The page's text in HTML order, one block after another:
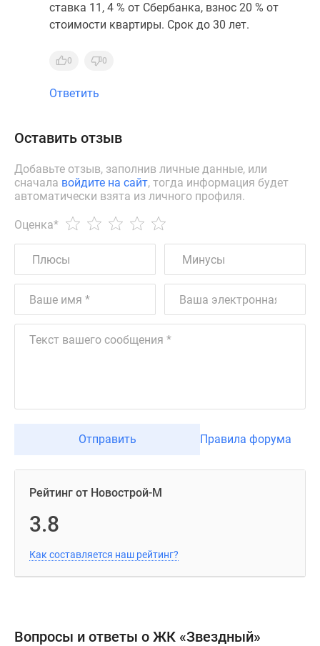
ставка 11, 4 % от Сбербанка, взнос 20 % от
стоимости квартиры. Срок до 30 лет.
0 0
Ответить
Оставить отзыв
Добавьте отзыв, заполнив личные данные, или
сначала войдите на сайт, тогда информация будет
автоматически взята из личного профиля.
Оценка*
Отправить Правила форума
Рейтинг от Новострой-М
3.8
Как составляется наш рейтинг?
Вопросы и ответы о ЖК «Звездный»